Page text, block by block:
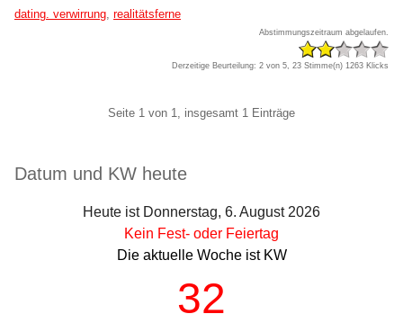
dating. verwirrung realitätsferne
Abstimmungszeitraum abgelaufen.
Derzeitige Beurteilung: 2 von 5, 23 Stimme(n) 1263 Klicks
Seite 1 von 1, insgesamt 1 Einträge
Seitenleiste
Datum und KW heute
Heute ist Donnerstag, 6. August 2026
Kein Fest- oder Feiertag
Die aktuelle Woche ist KW
32